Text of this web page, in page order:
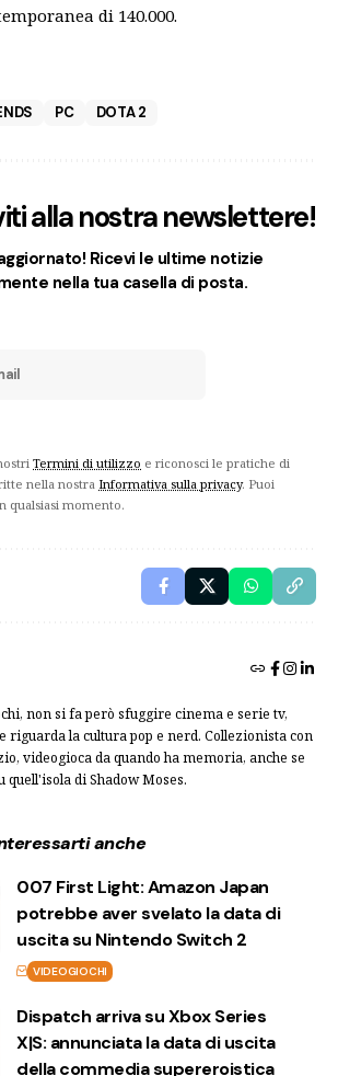
di 140.000.
PC DOTA 2
alla nostra newslettere!
Ricevi le ultime notizie
nella tua casella di posta.
Termini di utilizzo e riconosci le pratiche di
nella nostra Informativa sulla privacy. Puoi
qualsiasi momento.
non si fa però sfuggire cinema e serie tv,
riguarda la cultura pop e nerd. Collezionista con
videogioca da quando ha memoria, anche se
quell'isola di Shadow Moses.
anche
007 First Light: Amazon Japan
potrebbe aver svelato la data di
uscita su Nintendo Switch 2
VIDEOGIOCHI
Dispatch arriva su Xbox Series
X|S: annunciata la data di uscita
della commedia supereroistica